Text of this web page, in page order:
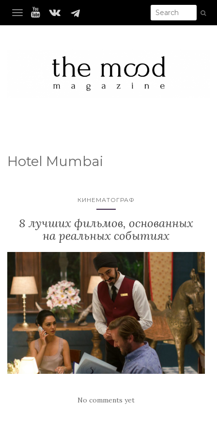
TOGGLE NAVIGATION
Hotel Mumbai
КИНЕМАТОГРАФ
8 лучших фильмов, основанных
на реальных событиях
No comments yet